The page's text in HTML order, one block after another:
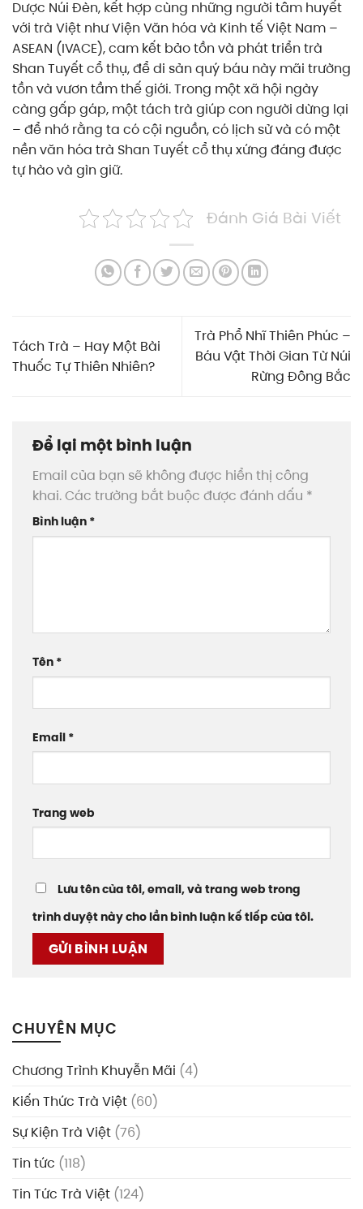
CHUYÊN MỤC
Chương Trình Khuyễn Mãi (4)
Kiến Thức Trà Việt (60)
Sự Kiện Trà Việt (76)
Tin tức (118)
Tin Tức Trà Việt (124)
Dược Núi Đèn, kết hợp cùng những người tâm huyết
với trà Việt như Viện Văn hóa và Kinh tế Việt Nam –
ASEAN (IVACE), cam kết bảo tồn và phát triển trà
Shan Tuyết cổ thụ, để di sản quý báu này mãi trường
tồn và vươn tầm thế giới. Trong một xã hội ngày
càng gấp gáp, một tách trà giúp con người dừng lại
– để nhớ rằng ta có cội nguồn, có lịch sử và có một
nền văn hóa trà Shan Tuyết cổ thụ xứng đáng được
tự hào và gìn giữ.
Đánh Giá Bài Viết
Tách Trà – Hay Một Bài
Thuốc Tự Thiên Nhiên?
Trà Phổ Nhĩ Thiên Phúc –
Báu Vật Thời Gian Từ Núi
Rừng Đông Bắc
Để lại một bình luận
Email của bạn sẽ không được hiển thị công
khai.Các trường bắt buộc được đánh dấu *
Bình luận *
Tên *
Email *
Trang web
Lưu tên của tôi, email, và trang web trong
trình duyệt này cho lần bình luận kế tiếp của tôi.